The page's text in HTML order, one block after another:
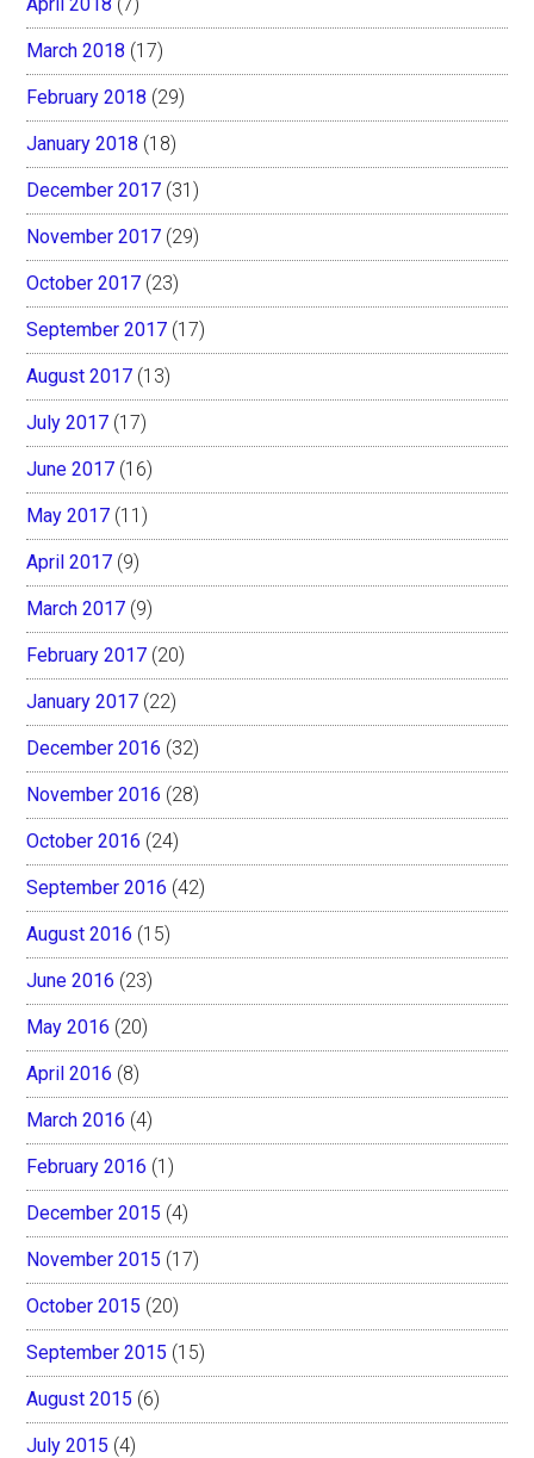
March 2018 (17)
February 2018 (29)
January 2018 (18)
December 2017 (31)
November 2017 (29)
October 2017 (23)
September 2017 (17)
August 2017 (13)
July 2017 (17)
June 2017 (16)
May 2017 (11)
April 2017 (9)
March 2017 (9)
February 2017 (20)
January 2017 (22)
December 2016 (32)
November 2016 (28)
October 2016 (24)
September 2016 (42)
August 2016 (15)
June 2016 (23)
May 2016 (20)
April 2016 (8)
March 2016 (4)
February 2016 (1)
December 2015 (4)
November 2015 (17)
October 2015 (20)
September 2015 (15)
August 2015 (6)
July 2015 (4)